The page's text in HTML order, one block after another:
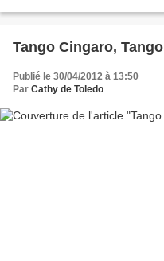
Tango Cingaro,
Publié le 30/04/2012 à 13:50
Par Cathy de Toledo